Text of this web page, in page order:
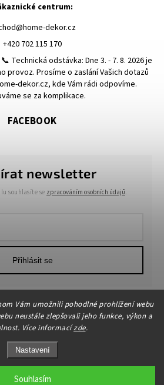
Vám umožnili pohodlné prohlížení webu
neustále zlepšovali jeho funkce, výkon a
Více informacízde.
Nastavení
Souhlasím
newsletter
souhlasíte se zpracováním osobních údajů.
Přihlásit se
centrum:
@home-dekor.cz
+420 702 115 170
Technická odstávka: Dne 3. - 7. 8. 2026 je
provoz. Prosíme o zaslání Vašich dotazů
dekor.cz, kde Vám rádi odpovíme.
se za komplikace.
FACEBOOK
DEKOR.cz